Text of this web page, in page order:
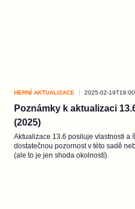
HERNÍ AKTUALIZACE 2025-02-
Poznámky k aktualizaci
(2025)
Aktualizace 13.6 posiluje vlastnosti a
dostatečnou pozornost v této sadě
(ale to je jen shoda okolností).